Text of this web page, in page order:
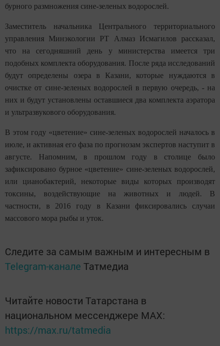
бурного размножения сине-зеленых водорослей.
Заместитель начальника Центрального территориального
управления Минэкологии РТ Алмаз Исмагилов рассказал,
что на сегодняшний день у министерства имеется три
подобных комплекта оборудования. После ряда исследований
будут определены озера в Казани, которые нуждаются в
очистке от сине-зеленых водорослей в первую очередь, - на
них и будут установлены оставшиеся два комплекта аэратора
и ультразвукового оборудования.
В этом году «цветение» сине-зеленых водорослей началось в
июле, и активная его фаза по прогнозам экспертов наступит в
августе. Напомним, в прошлом году в столице было
зафиксировано бурное «цветение» сине-зеленых водорослей,
или цианобактерий, некоторые виды которых производят
токсины, воздействующие на животных и людей. В
частности, в 2016 году в Казани фиксировались случаи
массового мора рыбы и уток.
Следите за самым важным и интересным в
Telegram-канале Татмедиа
Читайте новости Татарстана в
национальном мессенджере MАХ:
https://max.ru/tatmedia